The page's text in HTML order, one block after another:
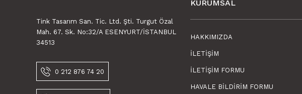
Tink Tasarım San. Tic. Ltd. Şti. Turgut Özal
Mah. 67. Sk. No:32/A ESENYURT/İSTANBUL
34513
0 212 876 74 20
KURUMSAL
HAKKIMIZDA
İLETIŞIM
İLETIŞIM FORMU
HAVALE BILDIRIM FORMU